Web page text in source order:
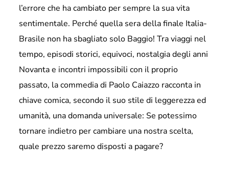
l’errore che ha cambiato per sempre la sua vita
sentimentale. Perché quella sera della finale Italia-
Brasile non ha sbagliato solo Baggio! Tra viaggi nel
tempo, episodi storici, equivoci, nostalgia degli anni
Novanta e incontri impossibili con il proprio
passato, la commedia di Paolo Caiazzo racconta in
chiave comica, secondo il suo stile di leggerezza ed
umanità, una domanda universale: Se potessimo
tornare indietro per cambiare una nostra scelta,
quale prezzo saremo disposti a pagare?